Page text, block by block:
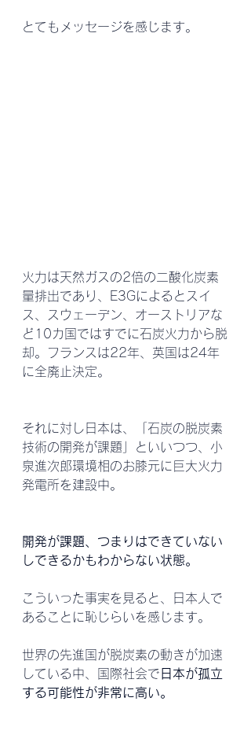
とてもメッセージを感じます。
火力は天然ガスの2倍の二酸化炭素
量排出であり、E3Gによるとスイ
ス、スウェーデン、オーストリアな
ど10カ国ではすでに石炭火力から脱
却。フランスは22年、英国は24年
に全廃止決定。
それに対し日本は、「石炭の脱炭素
技術の開発が課題」といいつつ、小
泉進次郎環境相のお膝元に巨大火力
発電所を建設中。
開発が課題、つまりはできていない
しできるかもわからない状態。
こういった事実を見ると、日本人で
あることに恥じらいを感じます。
世界の先進国が脱炭素の動きが加速
している中、国際社会で 日本が孤立
する可能性が非常に高い。